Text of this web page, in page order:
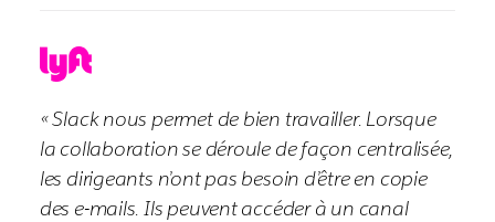
« Slack nous permet de bien travailler. Lorsque
la collaboration se déroule de façon centralisée,
les dirigeants n’ont pas besoin d’être en copie
des e-mails. Ils peuvent accéder à un canal